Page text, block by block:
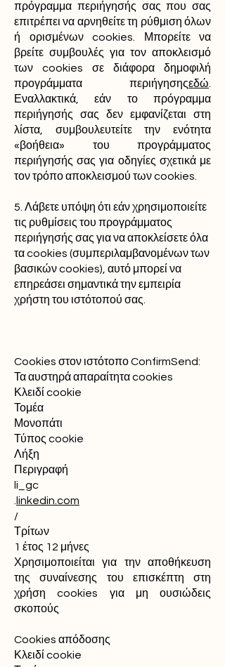
πρόγραμμα περιήγησής σας που σας
επιτρέπει να αρνηθείτε τη ρύθμιση όλων
ή ορισμένων cookies. Μπορείτε να
βρείτε συμβουλές για τον αποκλεισμό
των cookies σε διάφορα δημοφιλή
προγράμματα περιήγησηςεδώ
Εναλλακτικά, εάν το πρόγραμμα
περιήγησής σας δεν εμφανίζεται στη
λίστα, συμβουλευτείτε την ενότητα
«βοήθεια» του προγράμματος
περιήγησής σας για οδηγίες σχετικά με
τον τρόπο αποκλεισμού των cookies.
5. Λάβετε υπόψη ότι εάν χρησιμοποιείτε
τις ρυθμίσεις του προγράμματος
περιήγησής σας για να αποκλείσετε όλα
τα cookies (συμπεριλαμβανομένων των
βασικών cookies), αυτό μπορεί να
επηρεάσει σημαντικά την εμπειρία
χρήστη του ιστότοπού σας.
Cookies στον ιστότοπο ConfirmSend:
Τα αυστηρά απαραίτητα cookies
Κλειδί cookie
Τομέα
Μονοπάτι
Τύπος cookie
Λήξη
Περιγραφή
li_gc
linkedin.com
/
Τρίτων
1 έτος 12 μήνες
Χρησιμοποιείται για την αποθήκευση
της συναίνεσης του επισκέπτη στη
χρήση cookies για μη ουσιώδεις
σκοπούς
Cookies απόδοσης
Κλειδί cookie